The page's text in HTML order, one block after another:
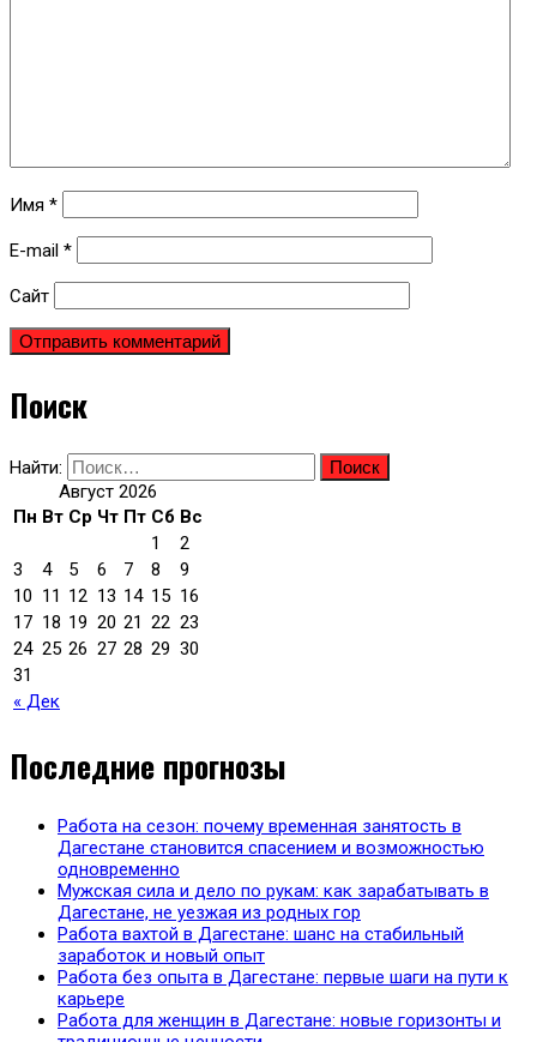
Имя *
E-mail *
Сайт
Поиск
Найти:
Август 2026
Пн Вт Ср Чт Пт Сб Вс
« Дек
1
2
3
4 5 6 7 8
9
10 11 12 13 14 15 16
17 18 19 20 21 22 23
24 25 26 27 28 29 30
31
Последние прогнозы
Работа на сезон: почему временная занятость в
Дагестане становится спасением и возможностью
одновременно
Мужская сила и дело по рукам: как зарабатывать в
Дагестане, не уезжая из родных гор
Работа вахтой в Дагестане: шанс на стабильный
заработок и новый опыт
Работа без опыта в Дагестане: первые шаги на пути к
карьере
Работа для женщин в Дагестане: новые горизонты и